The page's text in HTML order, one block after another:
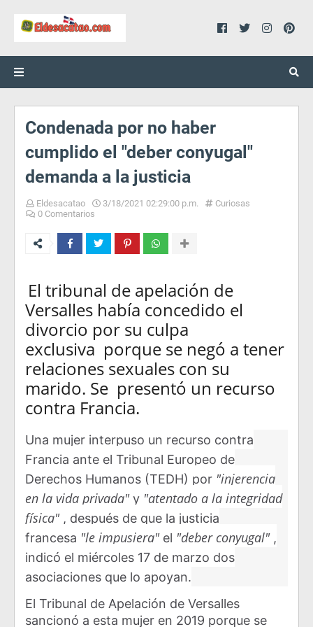
Condenada por no haber
cumplido el "deber conyugal"
demanda a la justicia
Eldesacatao 3/18/2021 02:29:00 p.m.
Curiosas
0 Comentarios
El tribunal de apelación de
Versalles había concedido el
divorcio por su culpa
exclusiva porque se negó a tener
relaciones sexuales con su
marido. Se presentó un recurso
contra Francia.
Una mujer interpuso un recurso contra
Francia ante el Tribunal Europeo de
Derechos Humanos (TEDH) por "injerencia
en la vida privada"y "atentado a la integridad
física", después de que la justicia
francesa "le impusiera"el "deber conyugal",
indicó el miércoles 17 de marzo dos
asociaciones que lo apoyan.
El Tribunal de Apelación de Versalles
sancionó a esta mujer en 2019 porque se